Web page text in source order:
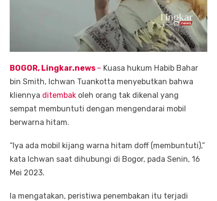
BOGOR, Lingkar.news – Kuasa hukum Habib Bahar
bin Smith, Ichwan Tuankotta menyebutkan bahwa
kliennya ditembak oleh orang tak dikenal yang
sempat membuntuti dengan mengendarai mobil
berwarna hitam.
“Iya ada mobil kijang warna hitam doff (membuntuti),”
kata Ichwan saat dihubungi di Bogor, pada Senin, 16
Mei 2023.
Ia mengatakan, peristiwa penembakan itu terjadi